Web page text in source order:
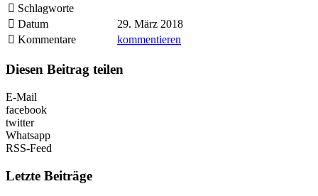
Schlagworte
Datum
29. März 2018
Kommentare
kommentieren
Diesen Beitrag teilen
E-Mail
facebook
twitter
Whatsapp
RSS-Feed
Letzte Beiträge